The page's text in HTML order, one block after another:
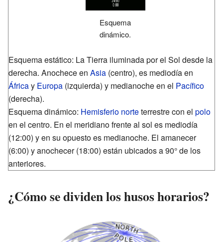
Esquema
dinámico.
Esquema estático: La Tierra iluminada por el Sol desde la
derecha. Anochece en Asia (centro), es mediodía en
Áfricay Europa (izquierda) y medianoche en el Pacífico
(derecha).
Esquema dinámico: Hemisferio norteterrestre con el polo
en el centro. En el meridiano frente al sol es mediodía
(12:00) y en su opuesto es medianoche. El amanecer
(6:00) y anochecer (18:00) están ubicados a 90° de los
anteriores.
¿Cómo se dividen los husos horarios?